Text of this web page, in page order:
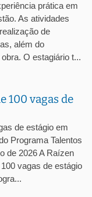
prática em
As atividades
de
além do
O estagiário t...
100 vagas de
de estágio em
Programa Talentos
de 2026 A Raízen
vagas de estágio